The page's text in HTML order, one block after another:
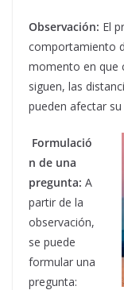
Observación: El
comportamiento
momento en que
siguen, las
pueden afectar
Formulació
n de una
pregunta: A
partir de la
observación,
se puede
formular una
pregunta: